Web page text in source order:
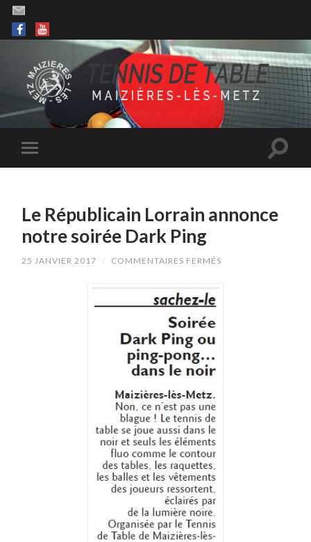
Le Républicain Lorrain annonce
notre soirée Dark Ping
25 JANVIER 2017 / COMMENTAIRES FERMÉS